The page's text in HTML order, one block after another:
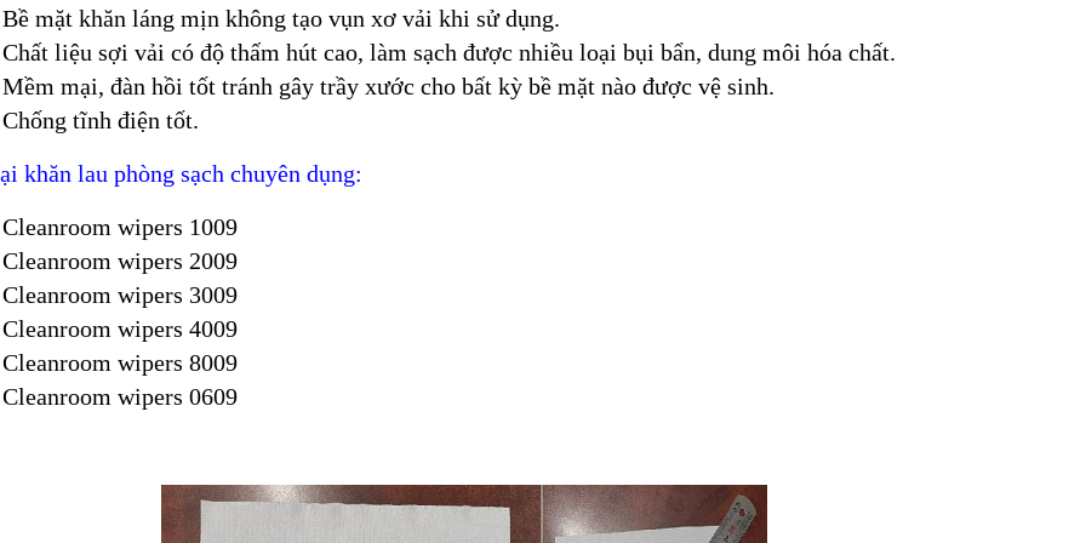
Bề mặt khăn láng mịn không tạo vụn xơ vải khi sử dụng.
Chất liệu sợi vải có độ thấm hút cao, làm sạch được nhiều loại bụi bẩn, dung môi hóa chất.
Mềm mại, đàn hồi tốt tránh gây trầy xước cho bất kỳ bề mặt nào được vệ sinh.
Chống tĩnh điện tốt.
khăn lau phòng sạch chuyên dụng:
Cleanroom wipers 1009
Cleanroom wipers 2009
Cleanroom wipers 3009
Cleanroom wipers 4009
Cleanroom wipers 8009
Cleanroom wipers 0609